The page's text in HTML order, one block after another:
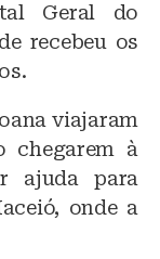
Geral do
recebeu os
viajaram
chegarem à
ajuda para
onde a